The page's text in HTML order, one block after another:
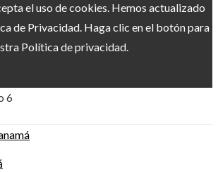
el uso de cookies. Hemos actualizado
de Privacidad. Haga clic en el botón para
Política de privacidad.
6